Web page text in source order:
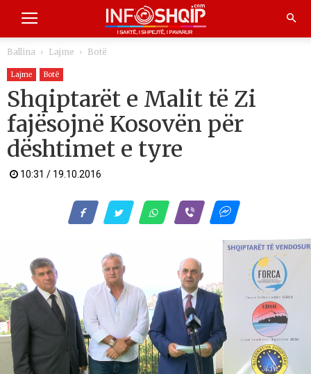
Ballina Lajme Botë
Lajme Botë
Shqiptarët e Malit të Zi
fajësojnë Kosovën për
dështimet e tyre
10:31 / 19.10.2016